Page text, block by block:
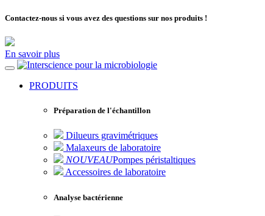
Contactez-nous si vous avez des questions sur nos produits !
En savoir plus
pour la microbiologie
PRODUITS
Préparation de l'échantillon
Dilueurs gravimétriques
Malaxeurs de laboratoire
NOUVEAUPompes péristaltiques
Accessoires de laboratoire
Analyse bactérienne